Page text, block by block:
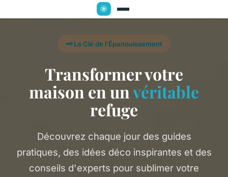
🗝️ La Clé de l'Épanouissement
Transformer votre
maison en unvéritable
refuge
Découvrez chaque jour des guides
pratiques, des idées déco inspirantes et des
conseils d'experts pour sublimer votre